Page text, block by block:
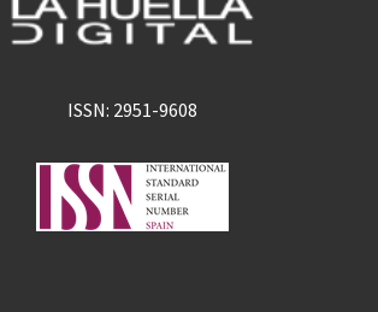
ISSN: 2951-9608